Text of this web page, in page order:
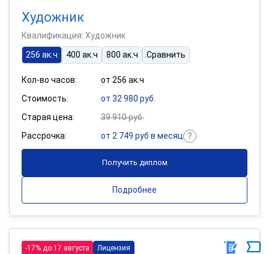
Художник
Квалификация: Художник
256 ак.ч
400 ак.ч 800 ак.ч Сравнить
Кол-во часов:
от 256 ак.ч
Стоимость:
от 32 980 руб.
Старая цена:
39 910 руб.
Рассрочка:
от 2 749 руб в месяц
Получить диплом
Подробнее
-17% до 17 августа Лицензия